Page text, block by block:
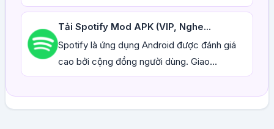
Tải Spotify Mod APK (VIP, Nghe...
Spotify là ứng dụng Android được đánh giá
cao bởi cộng đồng người dùng. Giao...